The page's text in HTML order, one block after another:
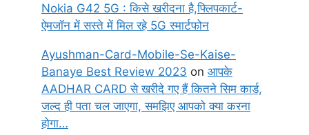
Nokia G42 5G : किसे खरीदना है,फ्लिपकार्ट-
ऐमजॉन में सस्ते में मिल रहे 5G स्मार्टफोन
Ayushman-Card-Mobile-Se-Kaise-
Banaye Best Review 2023 on आपके
AADHAR CARD से खरीदे गए हैं कितने सिम कार्ड,
जल्द ही पता चल जाएगा, समझिए आपको क्या करना
होगा…